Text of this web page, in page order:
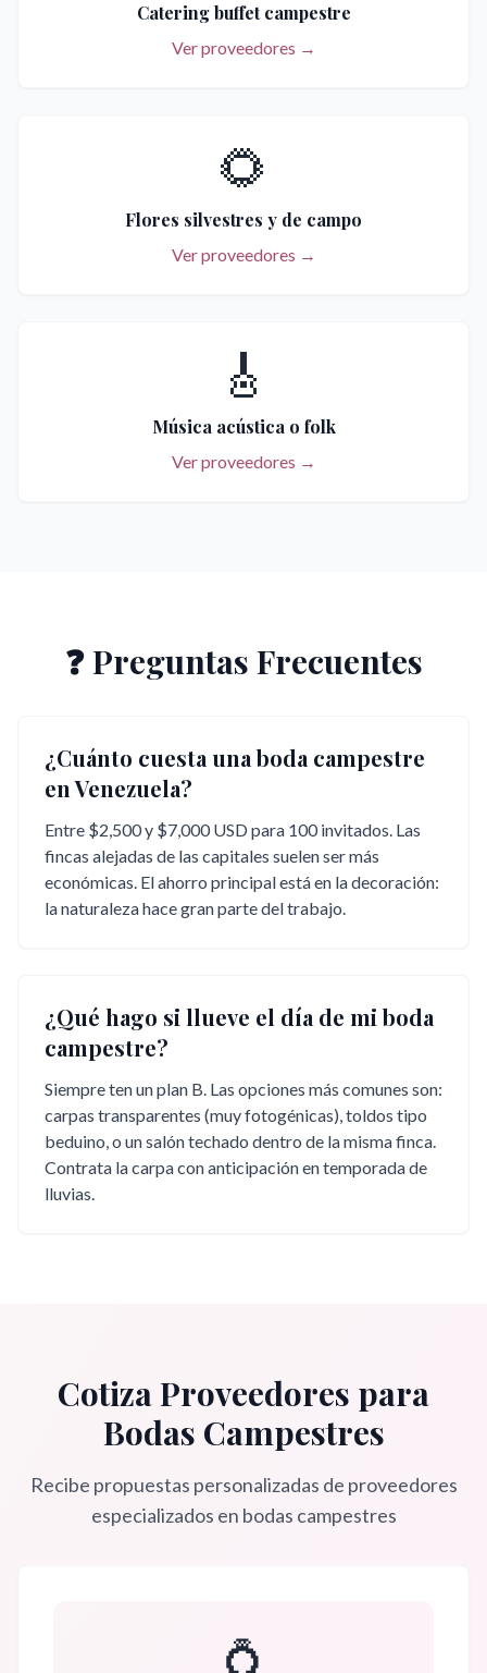
Catering buffet campestre
Ver proveedores →
🌻
Flores silvestres y de campo
Ver proveedores →
🎸
Música acústica o folk
Ver proveedores →
❓ Preguntas Frecuentes
¿Cuánto cuesta una boda campestre
en Venezuela?
Entre $2,500 y $7,000 USD para 100 invitados. Las
fincas alejadas de las capitales suelen ser más
económicas. El ahorro principal está en la decoración:
la naturaleza hace gran parte del trabajo.
¿Qué hago si llueve el día de mi boda
campestre?
Siempre ten un plan B. Las opciones más comunes son:
carpas transparentes (muy fotogénicas), toldos tipo
beduino, o un salón techado dentro de la misma finca.
Contrata la carpa con anticipación en temporada de
lluvias.
Cotiza Proveedores para
Bodas Campestres
Recibe propuestas personalizadas de proveedores
especializados en bodas campestres
💍